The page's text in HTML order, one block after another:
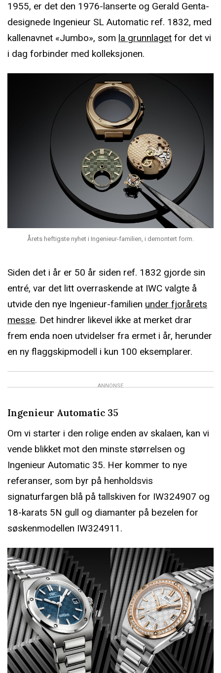
1955, er det den 1976-lanserte og Gerald Genta-
designede Ingenieur SL Automatic ref. 1832, med
kallenavnet «Jumbo», som la grunnlaget for det vi
i dag forbinder med kolleksjonen.
Årets heftigste nyhet i Ingenieur-familien, i demontert form.
Siden det i år er 50 år siden ref. 1832 gjorde sin
entré, var det litt overraskende at IWC valgte å
utvide den nye Ingenieur-familien under fjorårets
messe. Det hindrer likevel ikke at merket drar
frem enda noen utvidelser fra ermet i år, herunder
en ny flaggskipmodell i kun 100 eksemplarer.
ANNONSE
Ingenieur Automatic 35
Om vi starter i den rolige enden av skalaen, kan vi
vende blikket mot den minste størrelsen og
Ingenieur Automatic 35. Her kommer to nye
referanser, som byr på henholdsvis
signaturfargen blå på tallskiven for IW324907 og
18-karats 5N gull og diamanter på bezelen for
søskenmodellen IW324911.